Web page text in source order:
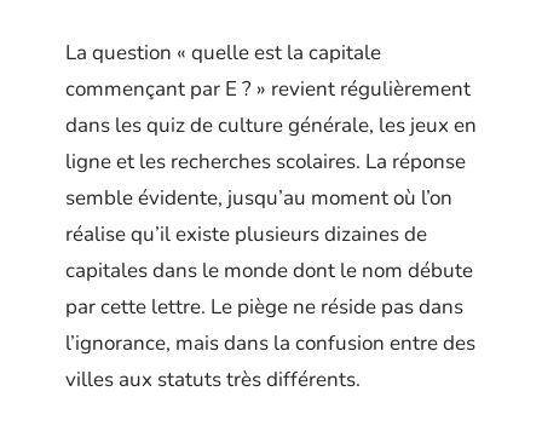
La question « quelle est la capitale
commençant par E ? » revient régulièrement
dans les quiz de culture générale, les jeux en
ligne et les recherches scolaires. La réponse
semble évidente, jusqu’au moment où l’on
réalise qu’il existe plusieurs dizaines de
capitales dans le monde dont le nom débute
par cette lettre. Le piège ne réside pas dans
l’ignorance, mais dans la confusion entre des
villes aux statuts très différents.